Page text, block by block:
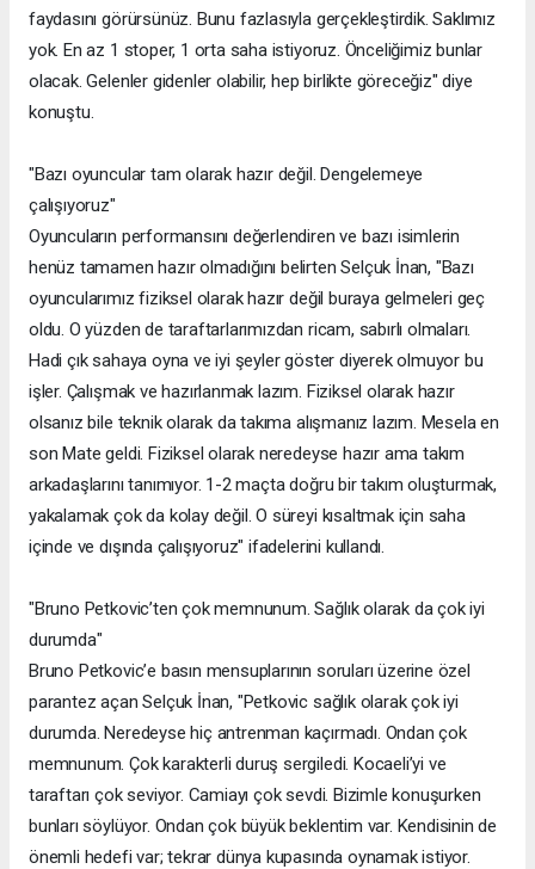
faydasını görürsünüz. Bunu fazlasıyla gerçekleştirdik. Saklımız
yok. En az 1 stoper, 1 orta saha istiyoruz. Önceliğimiz bunlar
olacak. Gelenler gidenler olabilir, hep birlikte göreceğiz" diye
konuştu.
"Bazı oyuncular tam olarak hazır değil. Dengelemeye
çalışıyoruz"
Oyuncuların performansını değerlendiren ve bazı isimlerin
henüz tamamen hazır olmadığını belirten Selçuk İnan, "Bazı
oyuncularımız fiziksel olarak hazır değil buraya gelmeleri geç
oldu. O yüzden de taraftarlarımızdan ricam, sabırlı olmaları.
Hadi çık sahaya oyna ve iyi şeyler göster diyerek olmuyor bu
işler. Çalışmak ve hazırlanmak lazım. Fiziksel olarak hazır
olsanız bile teknik olarak da takıma alışmanız lazım. Mesela en
son Mate geldi. Fiziksel olarak neredeyse hazır ama takım
arkadaşlarını tanımıyor. 1-2 maçta doğru bir takım oluşturmak,
yakalamak çok da kolay değil. O süreyi kısaltmak için saha
içinde ve dışında çalışıyoruz" ifadelerini kullandı.
"Bruno Petkovic’ten çok memnunum. Sağlık olarak da çok iyi
durumda"
Bruno Petkovic’e basın mensuplarının soruları üzerine özel
parantez açan Selçuk İnan, "Petkovic sağlık olarak çok iyi
durumda. Neredeyse hiç antrenman kaçırmadı. Ondan çok
memnunum. Çok karakterli duruş sergiledi. Kocaeli’yi ve
taraftarı çok seviyor. Camiayı çok sevdi. Bizimle konuşurken
bunları söylüyor. Ondan çok büyük beklentim var. Kendisinin de
önemli hedefi var; tekrar dünya kupasında oynamak istiyor.